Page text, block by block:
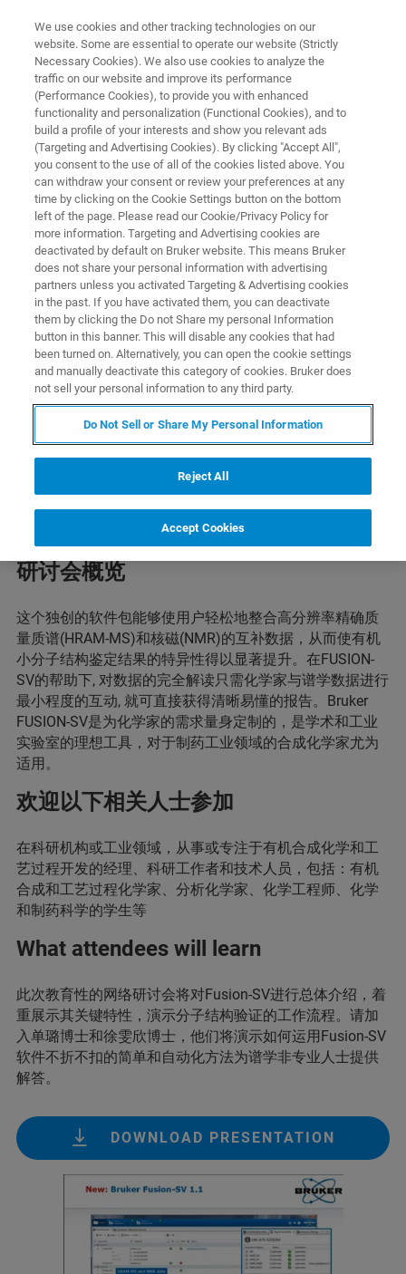
NUCLEAR MAGNETIC RESONANCE (NMR) WEBINAR
Bruker FUSION-SV: 完全整合
HRAM-MS和NMR数据实现无与
伦比的分子结构验证软件
用于快速自动结构验证的Bruker FUSION-SV软
件新方案可以让科研工作者轻而易举的将
HRAM-MS和NMR补充数据整合起来。基于对
人类复杂逻辑的模拟，FUSION-SV开发的自动
解析1H谱，13C谱，HSQC和HMBC谱的独特算
法，确保了结构解析的高准确性。
研讨会概览
这个独创的软件包能够使用户轻松地整合高分辨率精确质
量质谱(HRAM-MS)和核磁(NMR)的互补数据，从而使有机
小分子结构鉴定结果的特异性得以显著提升。在FUSION-
SV的帮助下, 对数据的完全解读只需化学家与谱学数据进行
最小程度的互动, 就可直接获得清晰易懂的报告。Bruker
FUSION-SV是为化学家的需求量身定制的，是学术和工业
实验室的理想工具，对于制药工业领域的合成化学家尤为
适用。
欢迎以下相关人士参加
在科研机构或工业领域，从事或专注于有机合成化学和工
艺过程开发的经理、科研工作者和技术人员，包括：有机
合成和工艺过程化学家、分析化学家、化学工程师、化学
和制药科学的学生等
What attendees will learn
此次教育性的网络研讨会将对Fusion-SV进行总体介绍，着
重展示其关键特性，演示分子结构验证的工作流程。请加
入单璐博士和徐雯欣博士，他们将演示如何运用Fusion-SV
软件不折不扣的简单和自动化方法为谱学非专业人士提供
解答。
DOWNLOAD PRESENTATION
We use cookies and other tracking technologies on our
website. Some are essential to operate our website (Strictly
Necessary Cookies). We also use cookies to analyze the
traffic on our website and improve its performance
(Performance Cookies), to provide you with enhanced
functionality and personalization (Functional Cookies), and to
build a profile of your interests and show you relevant ads
(Targeting and Advertising Cookies). By clicking "Accept All",
you consent to the use of all of the cookies listed above. You
can withdraw your consent or review your preferences at any
time by clicking on the Cookie Settings button on the bottom
left of the page. Please read our Cookie/Privacy Policy for
more information. Targeting and Advertising cookies are
deactivated by default on Bruker website. This means Bruker
does not share your personal information with advertising
partners unless you activated Targeting & Advertising cookies
in the past. If you have activated them, you can deactivate
them by clicking the Do not Share my personal Information
button in this banner. This will disable any cookies that had
been turned on. Alternatively, you can open the cookie settings
and manually deactivate this category of cookies. Bruker does
not sell your personal information to any third party.
Do Not Sell or Share My Personal Information
Reject All
Accept Cookies